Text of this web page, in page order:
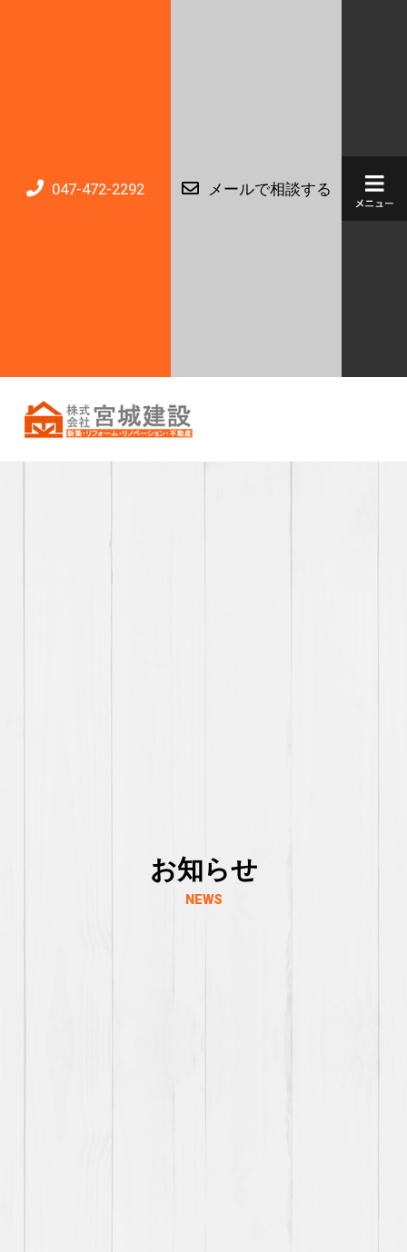
047-472-2292 メールで相談する
お知らせ
NEWS